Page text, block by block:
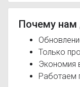
Почему нам
Только
Экономия
Работаем